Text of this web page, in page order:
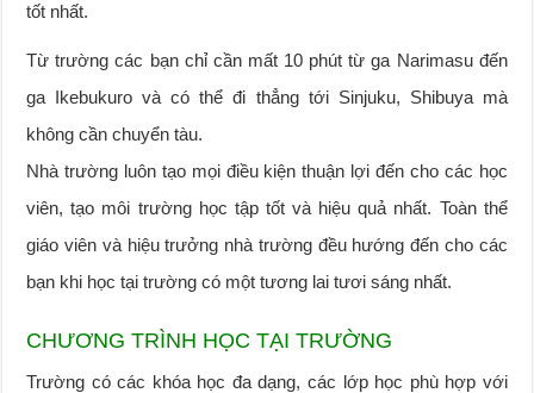
tốt nhất.
Từ trường các bạn chỉ cần mất 10 phút từ ga Narimasu đến
ga Ikebukuro và có thể đi thẳng tới Sinjuku, Shibuya mà
không cần chuyển tàu.
Nhà trường luôn tạo mọi điều kiện thuận lợi đến cho các học
viên, tạo môi trường học tập tốt và hiệu quả nhất. Toàn thể
giáo viên và hiệu trưởng nhà trường đều hướng đến cho các
bạn khi học tại trường có một tương lai tươi sáng nhất.
CHƯƠNG TRÌNH HỌC TẠI TRƯỜNG
Trường có các khóa học đa dạng, các lớp học phù hợp với